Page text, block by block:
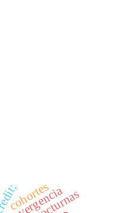
cohortes